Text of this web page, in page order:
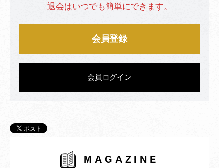
退会はいつでも簡単にできます。
会員登録
会員ログイン
MAGAZINE